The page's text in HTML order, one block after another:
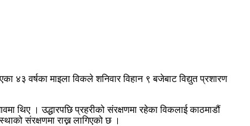
४३ वर्षका माइला विकले शनिवार विहान ९ बजेबाट विद्युत प्रशारण
थिए । उद्धारपछि प्रहरीको संरक्षणमा रहेका विकलाई काठमाडौं
संरक्षणमा राख्न लागिएको छ ।